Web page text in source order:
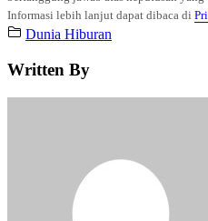
Informasi lebih lanjut dapat dibaca di
Dunia Hiburan
Written By